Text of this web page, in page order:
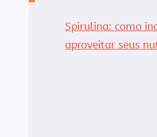
Spirulina: como
aproveitar seus